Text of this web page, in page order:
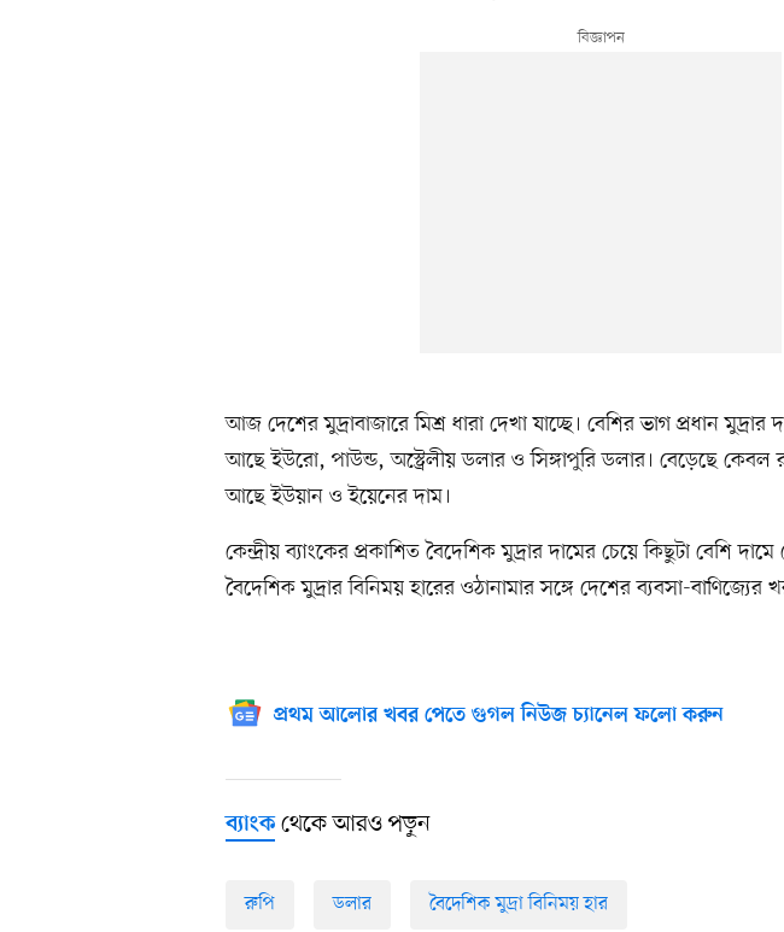
আজ দেশের মুদ্রাবাজারে মিশ্র ধারা দেখা যাচ্ছে। বেশির ভাগ প্রধান
আছে ইউরো, পাউন্ড, অস্ট্রেলীয় ডলার ও সিঙ্গাপুরি ডলার। বেড়েছে কেবল
আছে ইউয়ান ও ইয়েনের দাম।
কেন্দ্রীয় ব্যাংকের প্রকাশিত বৈদেশিক মুদ্রার দামের চেয়ে কিছুটা বেশি
বৈদেশিক মুদ্রার বিনিময় হারের ওঠানামার সঙ্গে দেশের ব্যবসা-বাণিজ্যের
প্রথম আলোর খবর পেতে গুগল নিউজ চ্যানেল ফলো করুন
ব্যাংকথেকে আরও পড়ুন
রুপি ডলার বৈদেশিক মুদ্রা বিনিময় হার